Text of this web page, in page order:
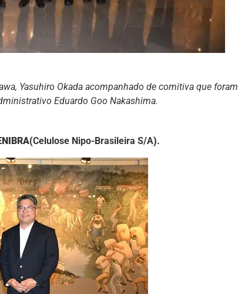
Yasuhiro Okada acompanhado de comitiva que foram
Eduardo Goo Nakashima.
Celulose Nipo-Brasileira S/A).